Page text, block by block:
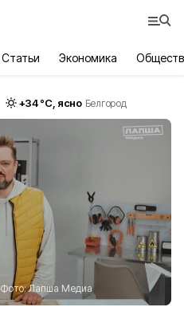
Статьи Экономика
+34°С, ясно Белгород
Фото:Лапша Медиа